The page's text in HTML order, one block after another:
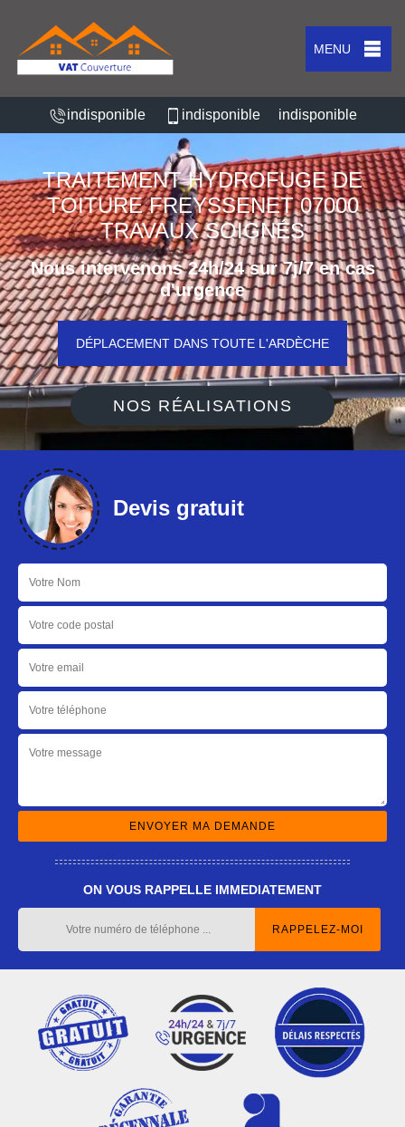
MENU
indisponible indisponible indisponible
TRAITEMENT HYDROFUGE DE
TOITURE FREYSSENET 07000
TRAVAUX SOIGNÉS
Nous intervenons 24h/24 sur 7j/7 en cas
d'urgence
DÉPLACEMENT DANS TOUTE L'ARDÈCHE
NOS RÉALISATIONS
Devis gratuit
ON VOUS RAPPELLE IMMEDIATEMENT